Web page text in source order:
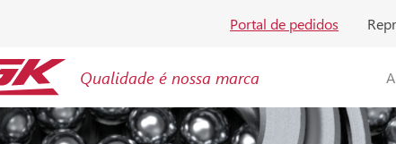
Portal de pedidos
Qualidade é nossa marca